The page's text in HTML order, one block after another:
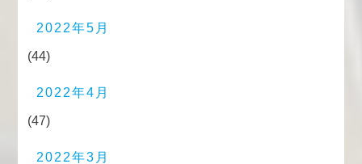
2022年5月
(44)
2022年4月
(47)
2022年3月